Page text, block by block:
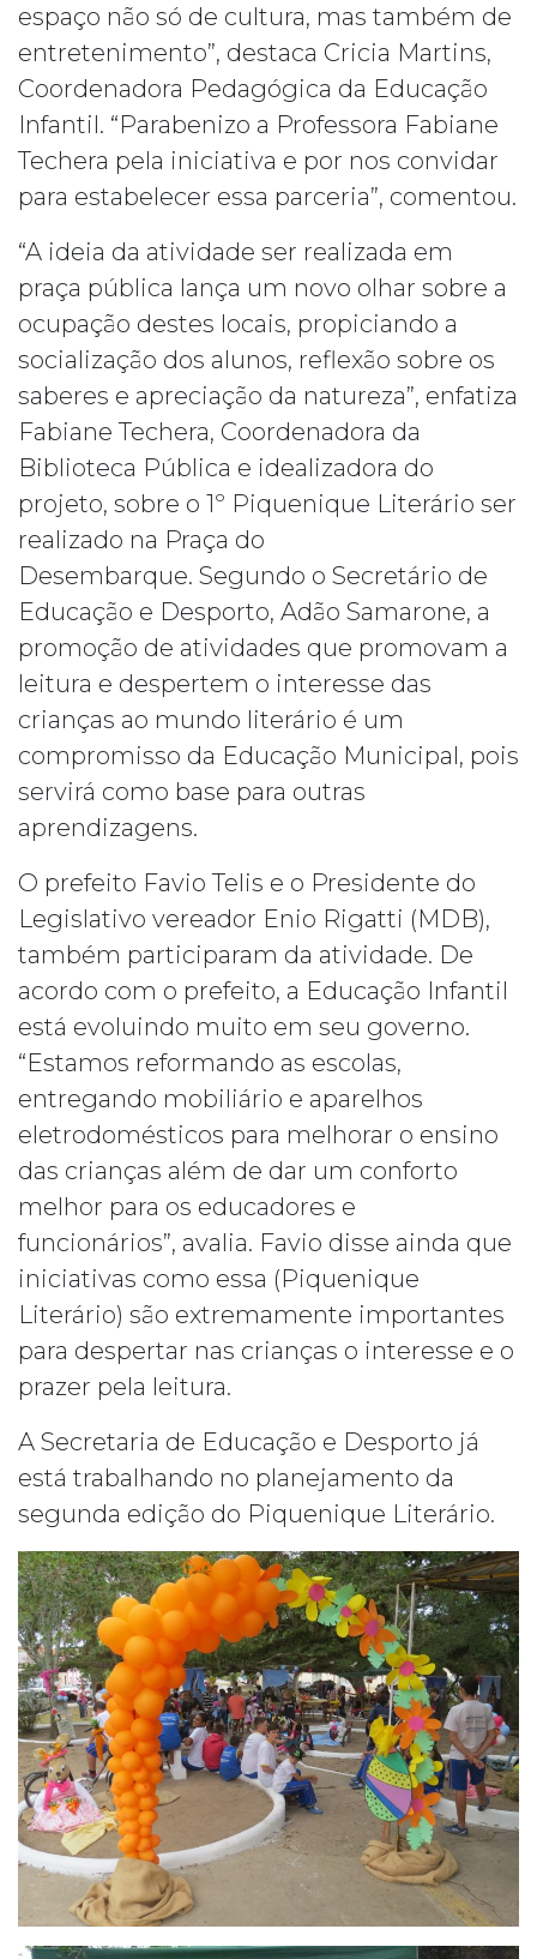
espaço não só de cultura, mas também de
entretenimento”, destaca Cricia Martins,
Coordenadora Pedagógica da Educação
Infantil. “Parabenizo a Professora Fabiane
Techera pela iniciativa e por nos convidar
para estabelecer essa parceria”, comentou.
“A ideia da atividade ser realizada em
praça pública lança um novo olhar sobre a
ocupação destes locais, propiciando a
socialização dos alunos, reflexão sobre os
saberes e apreciação da natureza”, enfatiza
Fabiane Techera, Coordenadora da
Biblioteca Pública e idealizadora do
projeto, sobre o 1º Piquenique Literário ser
realizado na Praça do
Desembarque. Segundo o Secretário de
Educação e Desporto, Adão Samarone, a
promoção de atividades que promovam a
leitura e despertem o interesse das
crianças ao mundo literário é um
compromisso da Educação Municipal, pois
servirá como base para outras
aprendizagens.
O prefeito Favio Telis e o Presidente do
Legislativo vereador Enio Rigatti (MDB),
também participaram da atividade. De
acordo com o prefeito, a Educação Infantil
está evoluindo muito em seu governo.
“Estamos reformando as escolas,
entregando mobiliário e aparelhos
eletrodomésticos para melhorar o ensino
das crianças além de dar um conforto
melhor para os educadores e
funcionários”, avalia. Favio disse ainda que
iniciativas como essa (Piquenique
Literário) são extremamente importantes
para despertar nas crianças o interesse e o
prazer pela leitura.
A Secretaria de Educação e Desporto já
está trabalhando no planejamento da
segunda edição do Piquenique Literário.